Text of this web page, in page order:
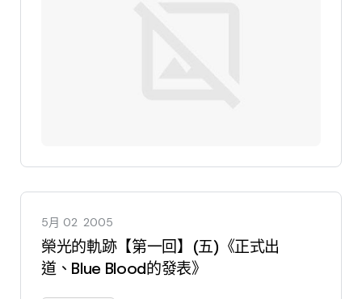
5月 02 2005
榮光的軌跡【第一回】(五)《正式出
道、Blue Blood的發表》